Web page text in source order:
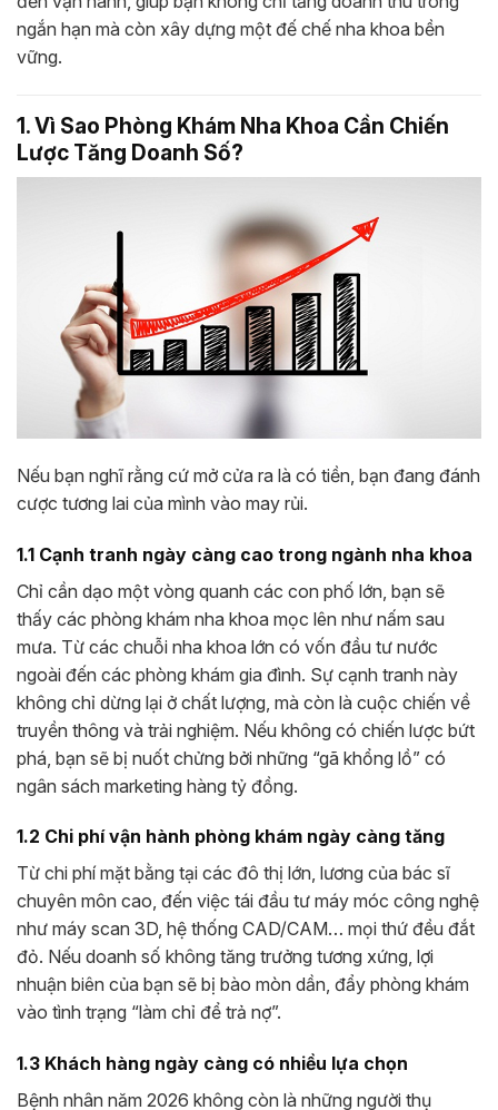
ngắn hạn mà còn xây dựng một đế chế nha khoa bền
vững.
1. Vì Sao Phòng Khám Nha Khoa Cần Chiến
Lược Tăng Doanh Số?
Nếu bạn nghĩ rằng cứ mở cửa ra là có tiền, bạn đang đánh
cược tương lai của mình vào may rủi.
1.1 Cạnh tranh ngày càng cao trong ngành nha khoa
Chỉ cần dạo một vòng quanh các con phố lớn, bạn sẽ
thấy các phòng khám nha khoa mọc lên như nấm sau
mưa. Từ các chuỗi nha khoa lớn có vốn đầu tư nước
ngoài đến các phòng khám gia đình. Sự cạnh tranh này
không chỉ dừng lại ở chất lượng, mà còn là cuộc chiến về
truyền thông và trải nghiệm. Nếu không có chiến lược bứt
phá, bạn sẽ bị nuốt chửng bởi những “gã khổng lồ” có
ngân sách marketing hàng tỷ đồng.
1.2 Chi phí vận hành phòng khám ngày càng tăng
Từ chi phí mặt bằng tại các đô thị lớn, lương của bác sĩ
chuyên môn cao, đến việc tái đầu tư máy móc công nghệ
như máy scan 3D, hệ thống CAD/CAM… mọi thứ đều đắt
đỏ. Nếu doanh số không tăng trưởng tương xứng, lợi
nhuận biên của bạn sẽ bị bào mòn dần, đẩy phòng khám
vào tình trạng “làm chỉ để trả nợ”.
1.3 Khách hàng ngày càng có nhiều lựa chọn
Bệnh nhân năm 2026 không còn là những người thụ